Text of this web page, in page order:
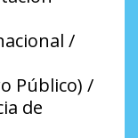
/
Público) /
de